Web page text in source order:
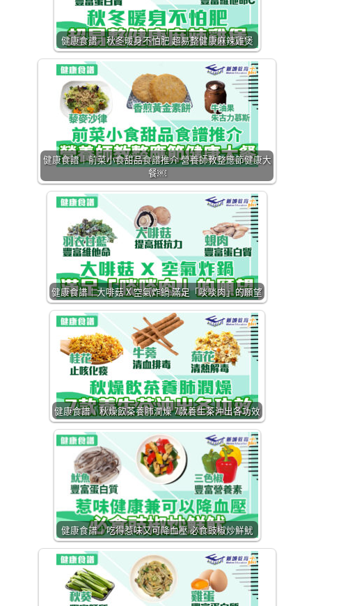
健康食譜｜秋冬暖身不怕肥 超易整健康麻辣雞煲
健康食譜｜前菜小食甜品食譜推介 營養師教整應節健康大
餐￼
健康食譜｜大啡菇 X 空氣炸鍋 滿足「啖啖肉」的願望
健康食譜｜秋燥飲茶養肺潤燥 7款養生茶沖出各功效
健康食譜｜吃得惹味又可降血壓 必食豉椒炒鮮魷